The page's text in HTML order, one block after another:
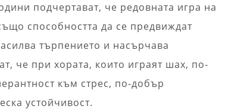
подчертават, че редовната игра на
способността да се предвиждат
търпението и насърчава
че при хората, които играят шах, по-
към стрес, по-добър
устойчивост.